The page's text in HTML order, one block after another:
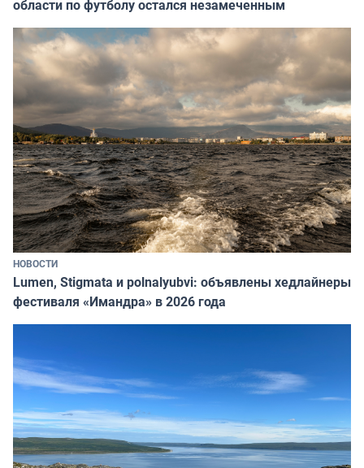
области по футболу остался незамеченным
НОВОСТИ
Lumen, Stigmata и polnalyubvi: объявлены хедлайнеры
фестиваля «Имандра» в 2026 года